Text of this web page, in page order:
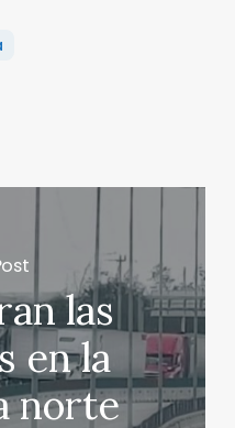
las
en la
norte